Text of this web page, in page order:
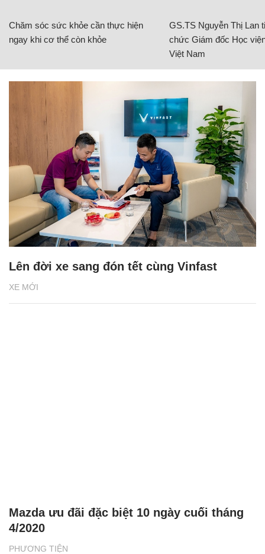
Chăm sóc sức khỏe cần thực hiện
ngay khi cơ thể còn khỏe
GS.TS Nguyễn Thị Lan
chức Giám đốc Học
Việt Nam
XE MỚI
Lên đời xe sang đón tết cùng Vinfast
PHƯƠNG TIỆN
Mazda ưu đãi đặc biệt 10 ngày cuối tháng
4/2020